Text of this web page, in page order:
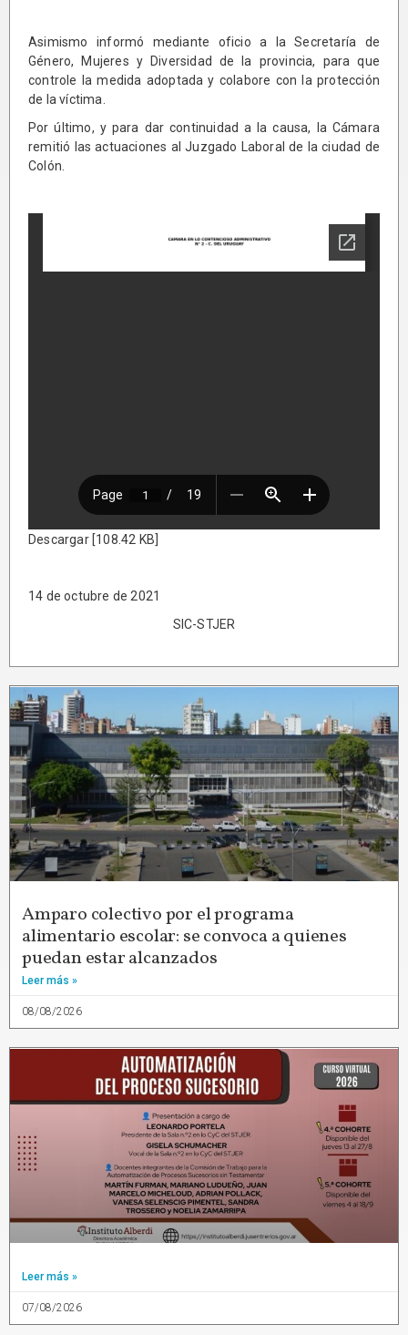
Asimismo informó mediante oficio a la Secretaría de
Género, Mujeres y Diversidad de la provincia, para que
controle la medida adoptada y colabore con la protección
de la víctima.
Por último, y para dar continuidad a la causa, la Cámara
remitió las actuaciones al Juzgado Laboral de la ciudad de
Colón.
Descargar [108.42 KB]
14 de octubre de 2021
SIC-STJER
Amparo colectivo por el programa
alimentario escolar: se convoca a quienes
puedan estar alcanzados
Leer más »
08/08/2026
Leer más »
07/08/2026